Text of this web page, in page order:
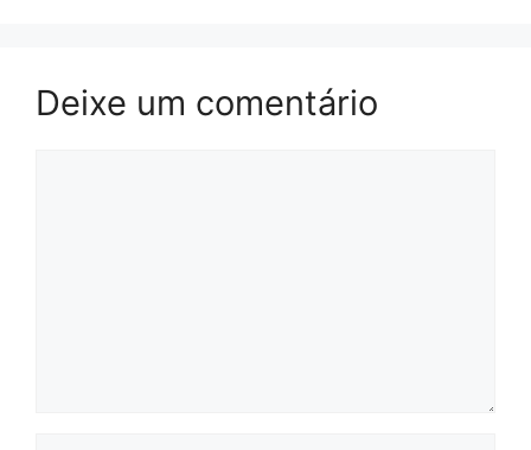
Deixe um comentário